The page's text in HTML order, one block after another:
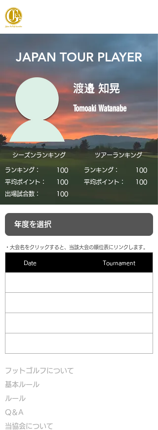
JAPAN TOUR PLAYER
渡邉 知晃
Tomoaki Watanabe
シーズンランキング
ランキング：
​100
平均ポイント：
​100
​出場試合数：
​100
​ツアーランキング
ランキング：
​100
平均ポイント：
​100
​・大会名をクリックすると、当該大会の順位表にリンクします。
Date Tournament
フットゴルフについて
基本ルール
ルール
Q＆A
​当協会について